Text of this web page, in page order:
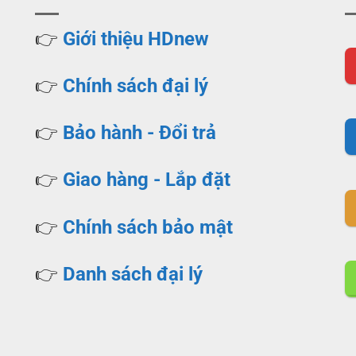
👉 Giới thiệu HDnew
👉 Chính sách đại lý
👉 Bảo hành - Đổi trả
👉 Giao hàng - Lắp đặt
👉 Chính sách bảo mật
👉 Danh sách đại lý